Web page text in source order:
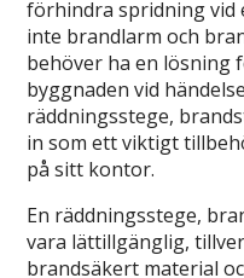
förhindra spridning vid
inte brandlarm och
behöver ha en lösning
byggnaden vid
räddningsstege,
in som ett viktigt
på sitt kontor.
En räddningsstege,
vara lättillgänglig,
brandsäkert material